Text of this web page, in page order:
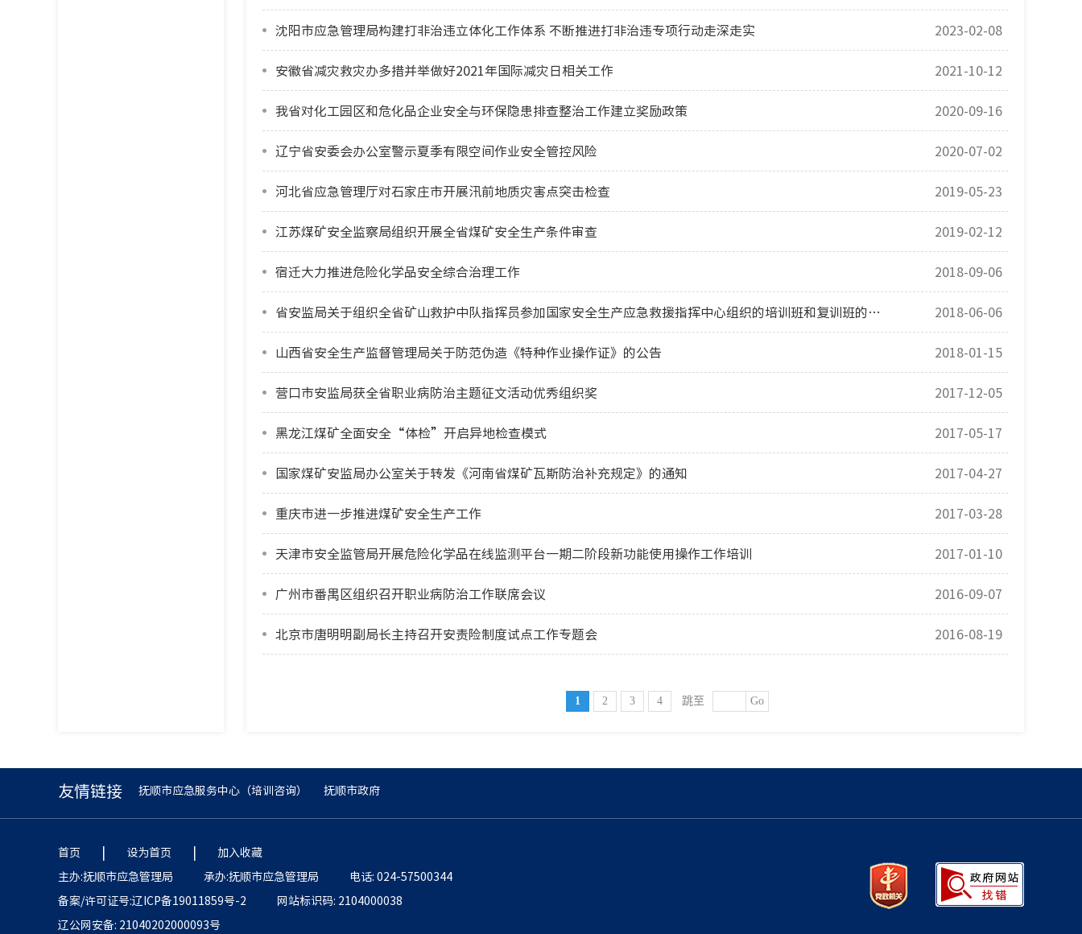
沈阳市应急管理局构建打非治违立体化工作体系 不断推进打非治违专项行动走深走实 2023-02-08
安徽省减灾救灾办多措并举做好2021年国际减灾日相关工作 2021-10-12
我省对化工园区和危化品企业安全与环保隐患排查整治工作建立奖励政策 2020-09-16
辽宁省安委会办公室警示夏季有限空间作业安全管控风险 2020-07-02
河北省应急管理厅对石家庄市开展汛前地质灾害点突击检查 2019-05-23
江苏煤矿安全监察局组织开展全省煤矿安全生产条件审查 2019-02-12
宿迁大力推进危险化学品安全综合治理工作 2018-09-06
省安监局关于组织全省矿山救护中队指挥员参加国家安全生产应急救援指挥中心组织的培训班和复训班的通知 2018-06-06
山西省安全生产监督管理局关于防范伪造《特种作业操作证》的公告 2018-01-15
营口市安监局获全省职业病防治主题征文活动优秀组织奖 2017-12-05
黑龙江煤矿全面安全“体检”开启异地检查模式 2017-05-17
国家煤矿安监局办公室关于转发《河南省煤矿瓦斯防治补充规定》的通知 2017-04-27
重庆市进一步推进煤矿安全生产工作 2017-03-28
天津市安全监管局开展危险化学品在线监测平台一期二阶段新功能使用操作工作培训 2017-01-10
广州市番禺区组织召开职业病防治工作联席会议 2016-09-07
北京市唐明明副局长主持召开安责险制度试点工作专题会 2016-08-19
1 2 3 4 Go
跳至
友情链接 抚顺市应急服务中心（培训咨询） 抚顺市政府
首页 | 设为首页 |
加入收藏
主办:抚顺市应急管理局
承办:抚顺市应急管理局
电话: 024-57500344
备案/许可证号:辽ICP备19011859号-2
网站标识码: 2104000038
辽公网安备: 21040202000093号